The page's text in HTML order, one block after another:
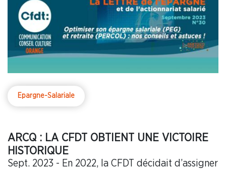
Epargne-Salariale
ARCQ : LA CFDT OBTIENT UNE VICTOIRE
HISTORIQUE
Sept. 2023 - En 2022, la CFDT décidait d’assigner